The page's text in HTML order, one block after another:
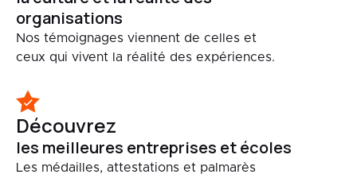
organisations
Nos témoignages viennent de celles et
ceux qui vivent la réalité des expériences.
Découvrez
les meilleures entreprises et écoles
Les médailles, attestations et palmarès